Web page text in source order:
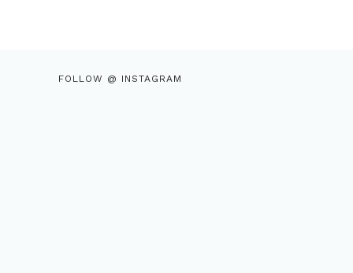
FOLLOW @ INSTAGRAM